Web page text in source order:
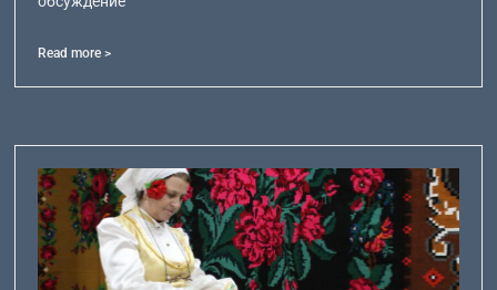
Read more >